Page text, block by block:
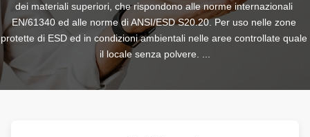
dei materiali superiori, che rispondono alle norme internazionali
EN/61340 ed alle norme di ANSI/ESD S20.20. Per uso nelle zone
protette di ESD ed in condizioni ambientali nelle aree controllate quale
il locale senza polvere. ...